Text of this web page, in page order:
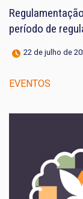
período de
22 de julho de
EVENTOS